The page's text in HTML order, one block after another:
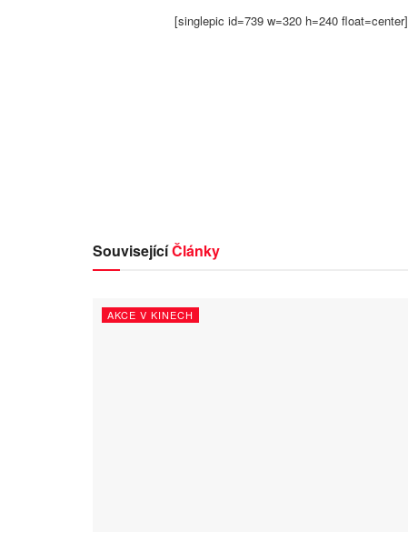
[singlepic id=739 w=320 h=240 float=center]
SouvisejícíČlánky
AKCE V KINECH